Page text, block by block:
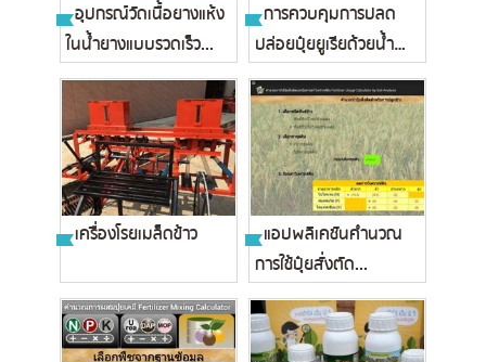
อุปกรณ์วัดเนื้อยางแห้ง
ในน้ำยางแบบรวดเร็ว...
การควบคุมการปลด
ปล่อยปุ๋ยยูเรียด้วยน้ำ
ยางธรรมช...
เครื่องโรยเมล็ดข้าว
แอปพลิเคชันคำนวณ
การใช้ปุ๋ยสั่งตัด...